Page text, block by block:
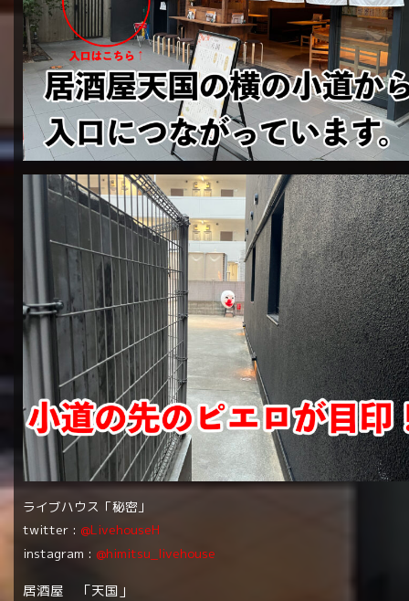
ライブハウス「秘密」
twitter : @LivehouseH
instagram : @himitsu_livehouse
居酒屋 「天国」